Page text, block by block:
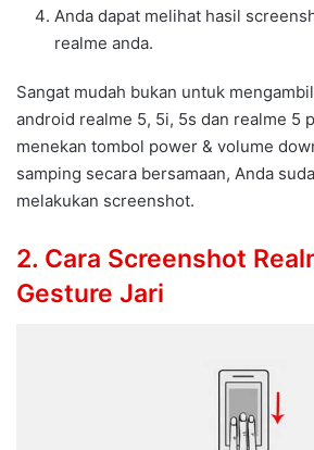
Anda dapat melihat hasil
realme anda.
Sangat mudah bukan untuk
android realme 5, 5i, 5s dan realme 5
menekan tombol power & volume
samping secara bersamaan, Anda
melakukan screenshot.
2. Cara Screenshot
Gesture Jari